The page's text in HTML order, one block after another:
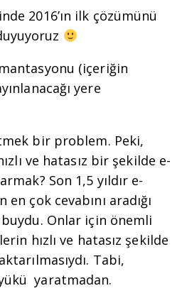
2016’ın ilk çözümünü
(içeriğin
yere
bir problem. Peki,
ve hatasız bir şekilde e-
Son 1,5 yıldır e-
çok cevabını aradığı
Onlar için önemli
hızlı ve hatasız şekilde
Tabi,
yaratmadan.